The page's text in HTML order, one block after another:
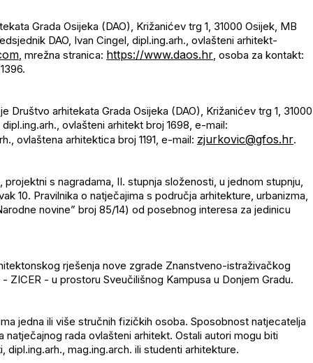
Grada Osijeka (DAO), Križanićev trg 1, 31000 Osijek, MB
DAO, Ivan Cingel, dipl.ing.arh., ovlašteni arhitekt-
, mrežna stranica: https://www.daos.hr, osoba za kontakt:
je Društvo arhitekata Grada Osijeka (DAO), Križanićev trg 1, 31000
ovlašteni arhitekt broj 1698, e-mail:
ovlaštena arhitektica broj 1191, e-mail: zjurkovic@gfos.hr.
projektni s nagradama, II. stupnja složenosti, u jednom stupnju,
10. Pravilnika o natječajima s područja arhitekture, urbanizma,
novine” broj 85/14) od posebnog interesa za jedinicu
rješenja nove zgrade Znanstveno-istraživačkog
ZICER - u prostoru Sveučilišnog Kampusa u Donjem Gradu.
jedna ili više stručnih fizičkih osoba. Sposobnost natjecatelja
rada ovlašteni arhitekt. Ostali autori mogu biti
mag.ing.arch. ili studenti arhitekture.